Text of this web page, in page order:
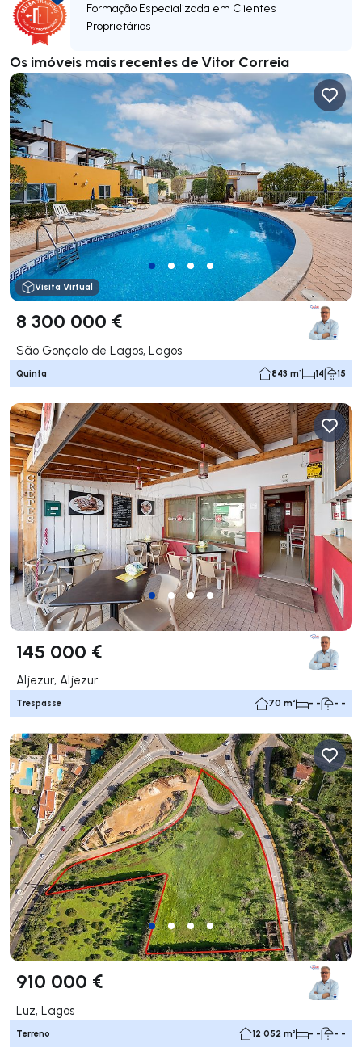
Formação Especializada em Clientes
Proprietários
Os imóveis mais recentes de Vitor Correia
Visita Virtual
8 300 000 €
São Gonçalo de Lagos, Lagos
Quinta 843 m² 14 15
145 000 €
Aljezur, Aljezur
Trespasse 70 m² - - - -
910 000 €
Luz, Lagos
Terreno 12 052 m² - - - -